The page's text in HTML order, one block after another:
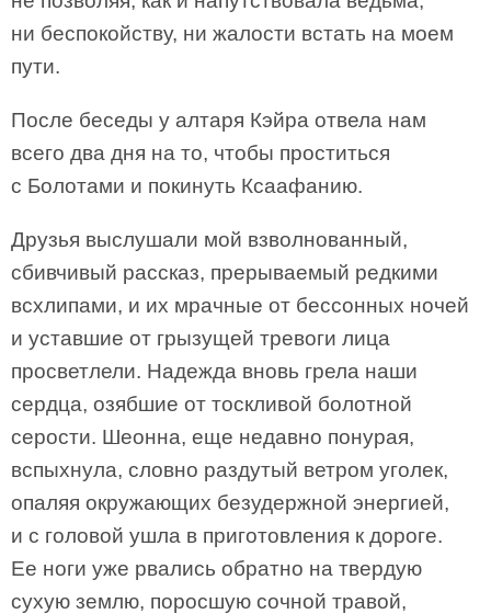
ни беспокойству, ни жалости встать на моем
пути.
После беседы у алтаря Кэйра отвела нам
всего два дня на то, чтобы проститься
с Болотами и покинуть Ксаафанию.
Друзья выслушали мой взволнованный,
сбивчивый рассказ, прерываемый редкими
всхлипами, и их мрачные от бессонных ночей
и уставшие от грызущей тревоги лица
просветлели. Надежда вновь грела наши
сердца, озябшие от тоскливой болотной
серости. Шеонна, еще недавно понурая,
вспыхнула, словно раздутый ветром уголек,
опаляя окружающих безудержной энергией,
и с головой ушла в приготовления к дороге.
Ее ноги уже рвались обратно на твердую
сухую землю, поросшую сочной травой,